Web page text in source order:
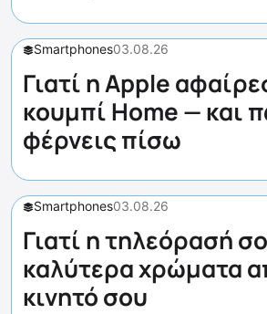
Smartphones03.08.26
Γιατί η Apple
κουμπί Home — και
φέρνεις πίσω
Smartphones03.08.26
Γιατί η τηλεόρασή
καλύτερα χρώματα
κινητό σου